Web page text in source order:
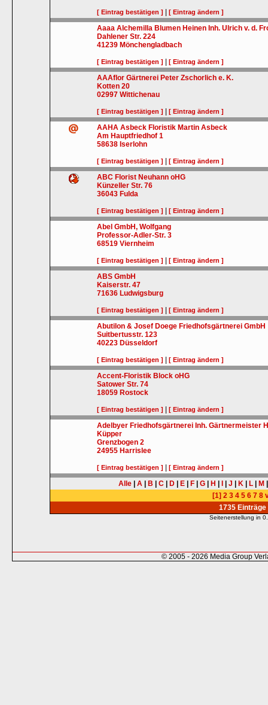
[ Eintrag bestätigen ] |[ Eintrag ändern ]
Aaaa Alchemilla Blumen Heinen Inh. Ulrich v. d.
Dahlener Str. 224
41239 Mönchengladbach
[ Eintrag bestätigen ] |[ Eintrag ändern ]
AAAflor Gärtnerei Peter Zschorlich e. K.
Kotten 20
02997 Wittichenau
[ Eintrag bestätigen ] |[ Eintrag ändern ]
AAHA Asbeck Floristik Martin Asbeck
Am Hauptfriedhof 1
58638 Iserlohn
[ Eintrag bestätigen ] |[ Eintrag ändern ]
ABC Florist Neuhann oHG
Künzeller Str. 76
36043 Fulda
[ Eintrag bestätigen ] |[ Eintrag ändern ]
Abel GmbH, Wolfgang
Professor-Adler-Str. 3
68519 Viernheim
[ Eintrag bestätigen ] |[ Eintrag ändern ]
ABS GmbH
Kaiserstr. 47
71636 Ludwigsburg
[ Eintrag bestätigen ] |[ Eintrag ändern ]
Abutilon & Josef Doege Friedhofsgärtnerei GmbH
Suitbertusstr. 123
40223 Düsseldorf
[ Eintrag bestätigen ] |[ Eintrag ändern ]
Accent-Floristik Block oHG
Satower Str. 74
18059 Rostock
[ Eintrag bestätigen ] |[ Eintrag ändern ]
Adelbyer Friedhofsgärtnerei Inh. Gärtnermeister
Küpper
Grenzbogen 2
24955 Harrislee
[ Eintrag bestätigen ] |[ Eintrag ändern ]
Alle A B C D E F G H J K L M
[1] 2 3 4 5 6 7 8
1735 Einträge
Seitenerstellung in
© 2005 - 2026 Media Group